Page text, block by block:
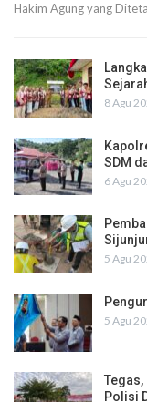
Hakim Agung yang
8 Agu
SDM
6 Agu
5 Agu
5 Agu
Tegas,
Polisi